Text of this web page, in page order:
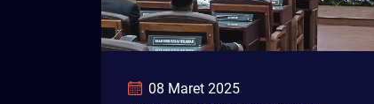
08 Maret 2025